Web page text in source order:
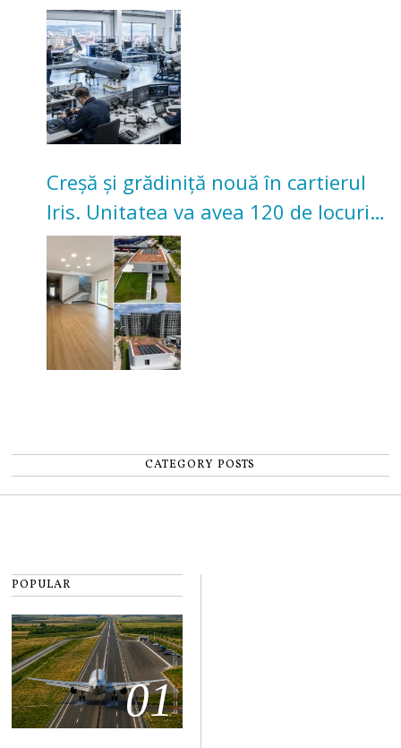
înceapă în toamna acestui an
Creșă și grădiniță nouă în cartierul
Iris. Unitatea va avea 120 de locuri
pentru copii
CATEGORY POSTS
POPULAR
01